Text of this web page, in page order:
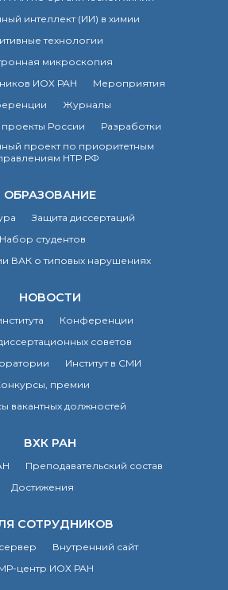
интеллект (ИИ) в химии
технологии
микроскопия
ИОХ РАН
Мероприятия
Журналы
России
Разработки
проект по приоритетным
НТР РФ
ОБРАЗОВАНИЕ
Защита диссертаций
Набор студентов
ВАК о типовых нарушениях
НОВОСТИ
Конференции
советов
Институт в СМИ
премии
вакантных должностей
ВХК РАН
Преподавательский состав
Достижения
СОТРУДНИКОВ
Внутренний сайт
центр ИОХ РАН